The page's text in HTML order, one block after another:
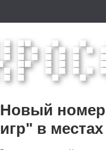
Новый номер
игр" в